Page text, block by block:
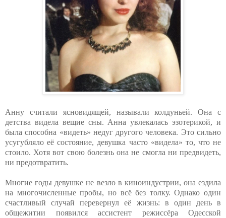
Анну считали ясновидящей, называли колдуньей. Она с
детства видела вещие сны. Анна увлекалась эзотерикой, и
была способна «видеть» недуг другого человека. Это сильно
усугубляло её состояние, девушка часто «видела» то, что не
стоило. Хотя вот свою болезнь она не смогла ни предвидеть,
ни предотвратить.
Многие годы девушке не везло в киноиндустрии, она ездила
на многочисленные пробы, но всё без толку. Однако один
счастливый случай перевернул её жизнь: в один день в
общежитии появился ассистент режиссёра Одесской